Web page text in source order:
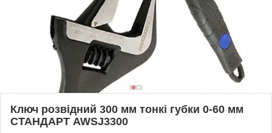
Ключ розвідний 300 мм тонкі губки 0-60 мм
СТАНДАРТ AWSJ3300